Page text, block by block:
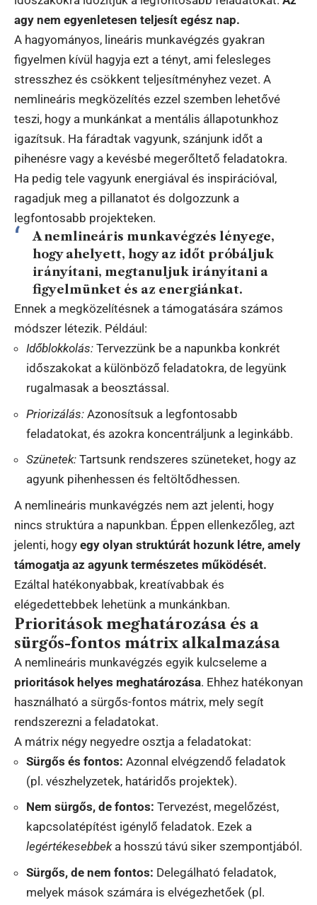
agy nem egyenletesen teljesít egész nap.
A hagyományos, lineáris munkavégzés gyakran
figyelmen kívül hagyja ezt a tényt, ami felesleges
stresszhez és csökkent teljesítményhez vezet. A
nemlineáris megközelítés ezzel szemben lehetővé
teszi, hogy a munkánkat a mentális állapotunkhoz
igazítsuk. Ha fáradtak vagyunk, szánjunk időt a
pihenésre vagy a kevésbé megerőltető feladatokra.
Ha pedig tele vagyunk energiával és inspirációval,
ragadjuk meg a pillanatot és dolgozzunk a
legfontosabb projekteken.
A nemlineáris munkavégzés lényege,
hogy ahelyett, hogy az időt próbáljuk
irányítani, megtanuljuk irányítani a
figyelmünket és az energiánkat.
Ennek a megközelítésnek a támogatására számos
módszer létezik. Például:
Időblokkolás: Tervezzünk be a napunkba konkrét
időszakokat a különböző feladatokra, de legyünk
rugalmasak a beosztással.
Priorizálás: Azonosítsuk a legfontosabb
feladatokat, és azokra koncentráljunk a leginkább.
Szünetek: Tartsunk rendszeres szüneteket, hogy az
agyunk pihenhessen és feltöltődhessen.
A nemlineáris munkavégzés nem azt jelenti, hogy
nincs struktúra a napunkban. Éppen ellenkezőleg, azt
jelenti, hogy egy olyan struktúrát hozunk létre, amely
támogatja az agyunk természetes működését.
Ezáltal hatékonyabbak, kreatívabbak és
elégedettebbek lehetünk a munkánkban.
Prioritások meghatározása és a
sürgős-fontos mátrix alkalmazása
A nemlineáris munkavégzés egyik kulcseleme a
prioritások helyes meghatározása. Ehhez hatékonyan
használható a sürgős-fontos mátrix, mely segít
rendszerezni a feladatokat.
A mátrix négy negyedre osztja a feladatokat:
Sürgős és fontos: Azonnal elvégzendő feladatok
(pl. vészhelyzetek, határidős projektek).
Nem sürgős, de fontos: Tervezést, megelőzést,
kapcsolatépítést igénylő feladatok. Ezek a
legértékesebbeka hosszú távú siker szempontjából.
Sürgős, de nem fontos: Delegálható feladatok,
melyek mások számára is elvégezhetőek (pl.